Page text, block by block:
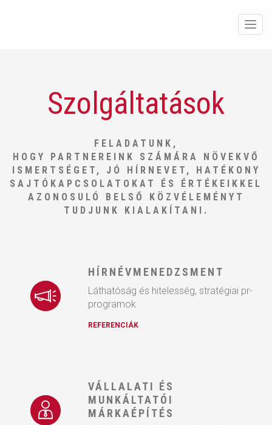
Szolgáltatások
FELADATUNK,
HOGY PARTNEREINK SZÁMÁRA NÖVEKVŐ
ISMERTSÉGET, JÓ HÍRNEVET, HATÉKONY
SAJTÓKAPCSOLATOKAT ÉS ÉRTÉKEIKKEL
AZONOSULÓ BELSŐ KÖZVÉLEMÉNYT
TUDJUNK KIALAKÍTANI.
HÍRNÉVMENEDZSMENT
Láthatóság és hitelesség, stratégiai pr-
programok
REFERENCIÁK
VÁLLALATI ÉS
MUNKÁLTATÓI
MÁRKAÉPÍTÉS